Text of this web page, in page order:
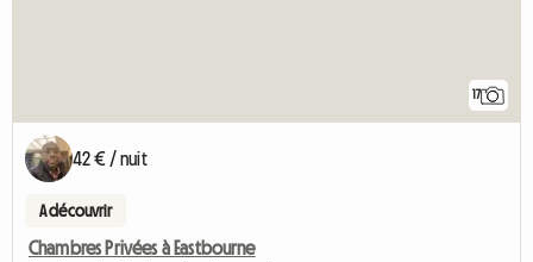
17
42 € / nuit
A découvrir
Chambres Privées à Eastbourne